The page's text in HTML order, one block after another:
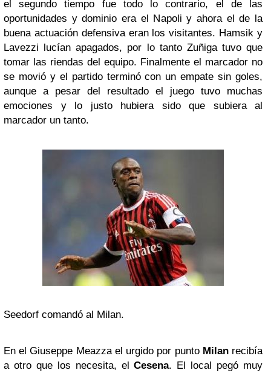
el segundo tiempo fue todo lo contrario, el de las
oportunidades y dominio era el Napoli y ahora el de la
buena actuación defensiva eran los visitantes. Hamsik y
Lavezzi lucían apagados, por lo tanto Zuñiga tuvo que
tomar las riendas del equipo. Finalmente el marcador no
se movió y el partido terminó con un empate sin goles,
aunque a pesar del resultado el juego tuvo muchas
emociones y lo justo hubiera sido que subiera al
marcador un tanto.
Seedorf comandó al Milan.
En el Giuseppe Meazza el urgido por punto Milanrecibía
a otro que los necesita, elCesena. El local pegó muy